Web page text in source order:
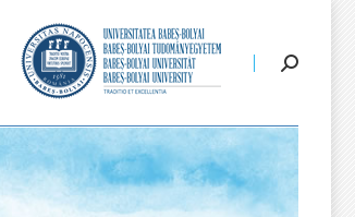
Kapcsolat